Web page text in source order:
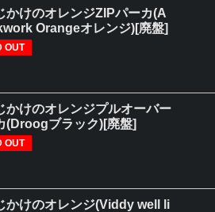
かけのオレンジZIPパーカ(A
Orangeオレンジ)[廃盤]
OUT
かけのオレンジプルオーバー
(Droogブラック)[廃盤]
OUT
かけのオレンジ(Viddy well li